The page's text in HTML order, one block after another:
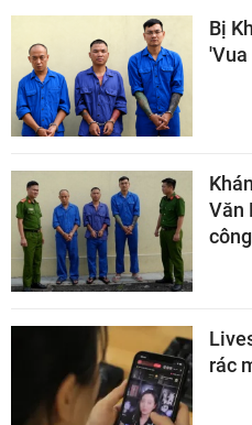
Bị
'Vua
Văn
rác